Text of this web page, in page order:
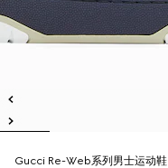
Gucci Re-Web系列男士运动鞋